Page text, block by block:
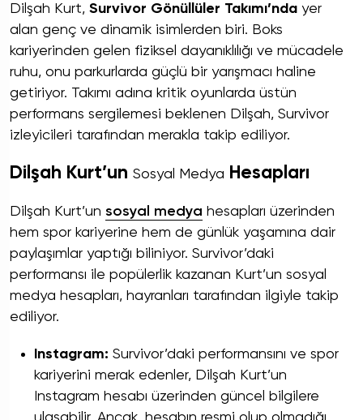
Dilşah Kurt, Survivor Gönüllüler Takımı’nda yer
alan genç ve dinamik isimlerden biri. Boks
kariyerinden gelen fiziksel dayanıklılığı ve mücadele
ruhu, onu parkurlarda güçlü bir yarışmacı haline
getiriyor. Takımı adına kritik oyunlarda üstün
performans sergilemesi beklenen Dilşah, Survivor
izleyicileri tarafından merakla takip ediliyor.
Dilşah Kurt’un Sosyal Medya Hesapları
Dilşah Kurt’un sosyal medya hesapları üzerinden
hem spor kariyerine hem de günlük yaşamına dair
paylaşımlar yaptığı biliniyor. Survivor’daki
performansı ile popülerlik kazanan Kurt’un sosyal
medya hesapları, hayranları tarafından ilgiyle takip
ediliyor.
Instagram: Survivor’daki performansını ve spor
kariyerini merak edenler, Dilşah Kurt’un
Instagram hesabı üzerinden güncel bilgilere